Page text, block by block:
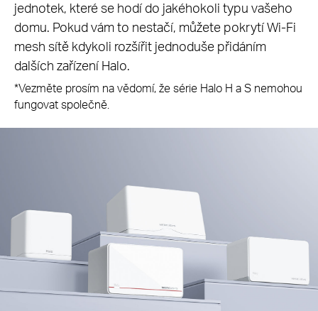
jednotek, které se hodí do jakéhokoli typu vašeho
domu. Pokud vám to nestačí, můžete pokrytí Wi-Fi
mesh sítě kdykoli rozšířit jednoduše přidáním
dalších zařízení Halo.
*Vezměte prosím na vědomí, že série Halo H a S nemohou
fungovat společně.